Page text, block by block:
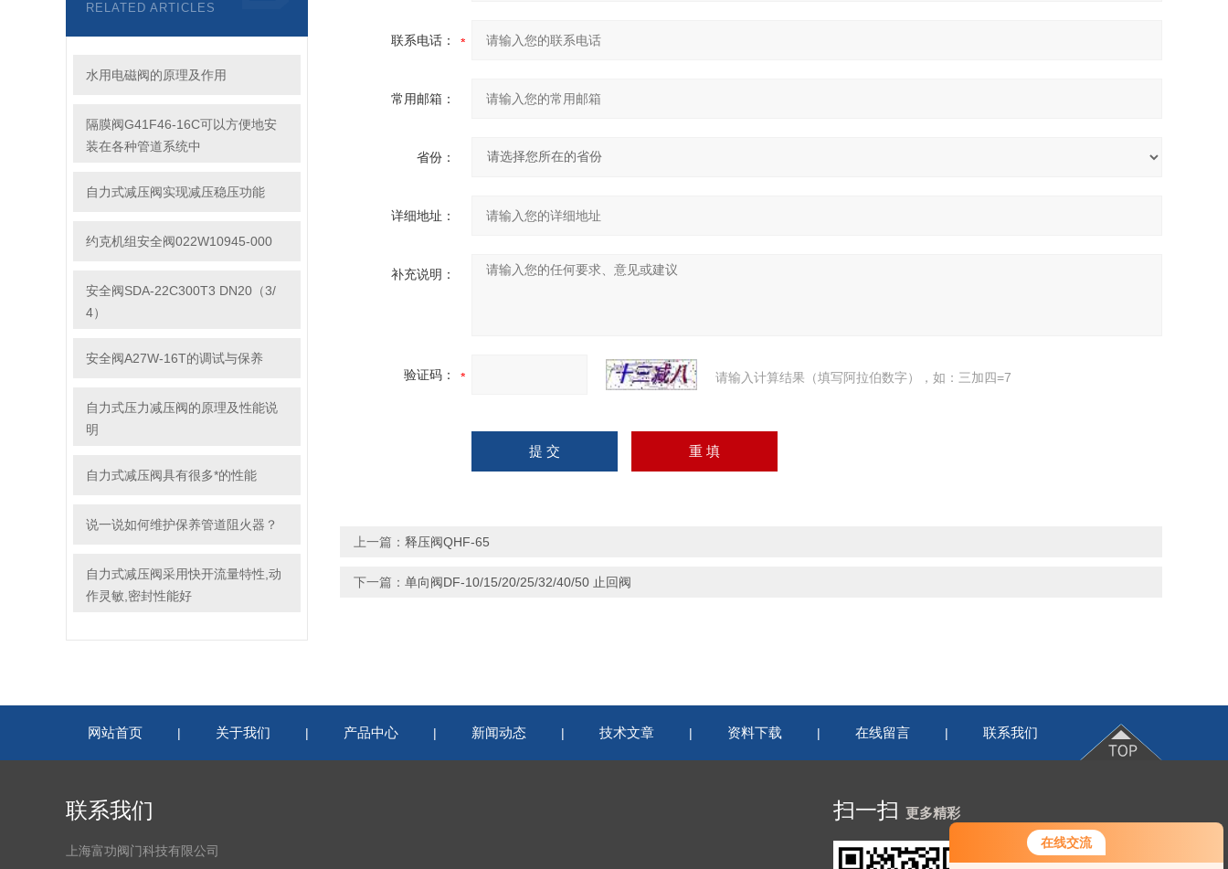
在线交流
RELATED ARTICLES
水用电磁阀的原理及作用
隔膜阀G41F46-16C可以方便地安
装在各种管道系统中
自力式减压阀实现减压稳压功能
约克机组安全阀022W10945-000
安全阀SDA-22C300T3 DN20（3/
4）
安全阀A27W-16T的调试与保养
自力式压力减压阀的原理及性能说
明
自力式减压阀具有很多*的性能
说一说如何维护保养管道阻火器？
自力式减压阀采用快开流量特性,动
作灵敏,密封性能好
联系电话：
常用邮箱：
省份：
详细地址：
补充说明：
验证码： 请输入计算结果（填写阿拉伯数字），如：三加四=7
上一篇： 释压阀QHF-65
下一篇： 单向阀DF-10/15/20/25/32/40/50 止回阀
网站首页 | 关于我们 | 产品中心 | 新闻动态 | 技术文章 | 资料下载 | 在线留言 | 联系我们
联系我们
上海富功阀门科技有限公司
扫一扫 更多精彩